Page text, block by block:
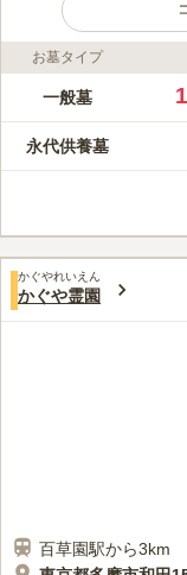
ライフドット編集部のコ
真明寺は、多
を持てます。
ません。木々
が優しく降り
この霊園はまだ誰からも
お墓タイプ
一般墓
永代供養墓
かぐやれいえん
かぐや霊園
百草園駅から3km